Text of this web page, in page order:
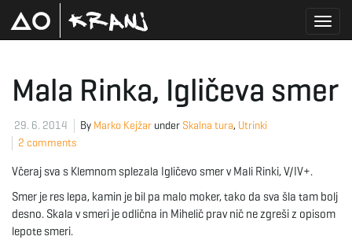
Mala Rinka, Igličeva smer
29. 6. 2014 By Marko Kejžar under Skalna tura, Utrinki
2 comments
Včeraj sva s Klemnom splezala Igličevo smer v Mali Rinki, V/IV+.
Smer je res lepa, kamin je bil pa malo moker, tako da sva šla tam bolj
desno. Skala v smeri je odlična in Mihelič prav nič ne zgreši z opisom
lepote smeri.